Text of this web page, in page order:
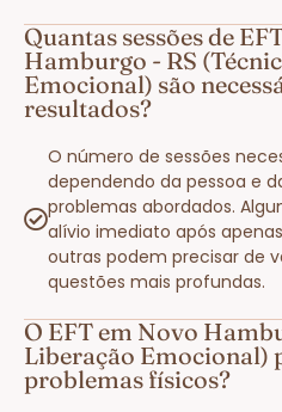
Quantas sessões de
Hamburgo - RS
Emocional) são
resultados?
O número de sessões
dependendo da pessoa e
problemas abordados.
alívio imediato após
outras podem precisar de
questões mais profundas.
O EFT em Novo
Liberação Emocional)
problemas físicos?